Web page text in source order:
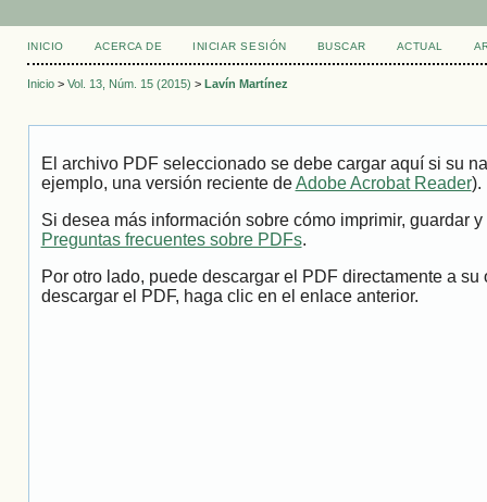
INICIO ACERCA DE INICIAR SESIÓN BUSCAR ACTUAL
Inicio> Vol. 13, Núm. 15 (2015) > Lavín Martínez
El archivo PDF seleccionado se debe cargar aquí si su
ejemplo, una versión reciente deAdobe Acrobat Reader).
Si desea más información sobre cómo imprimir, guardar
Preguntas frecuentes sobre PDFs.
Por otro lado, puede descargar el PDF directamente a
descargar el PDF, haga clic en el enlace anterior.